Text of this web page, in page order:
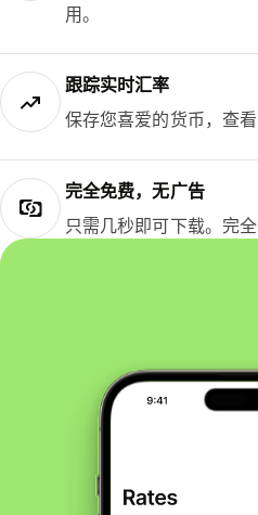
用。
跟踪实时汇率
保存您喜爱的货币，查
完全免费，无广告
只需几秒即可下载。完